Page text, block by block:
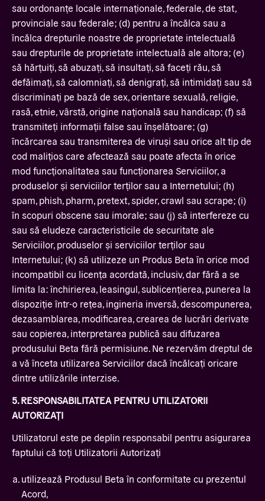
sau ordonanțe locale internaționale, federale, de stat,
provinciale sau federale; (d) pentru a încălca sau a
încălca drepturile noastre de proprietate intelectuală
sau drepturile de proprietate intelectuală ale altora; (e)
să hărțuiți, să abuzați, să insultați, să faceți rău, să
defăimați, să calomniați, să denigrați, să intimidați sau să
discriminați pe bază de sex, orientare sexuală, religie,
rasă, etnie, vârstă, origine națională sau handicap; (f) să
transmiteți informații false sau înșelătoare; (g)
încărcarea sau transmiterea de viruși sau orice alt tip de
cod malițios care afectează sau poate afecta în orice
mod funcționalitatea sau funcționarea Serviciilor, a
produselor și serviciilor terților sau a Internetului; (h)
spam, phish, pharm, pretext, spider, crawl sau scrape; (i)
în scopuri obscene sau imorale; sau (j) să interfereze cu
sau să eludeze caracteristicile de securitate ale
Serviciilor, produselor și serviciilor terților sau
Internetului; (k) să utilizeze un Produs Beta în orice mod
incompatibil cu licența acordată, inclusiv, dar fără a se
limita la: închirierea, leasingul, sublicențierea, punerea la
dispoziție într-o rețea, ingineria inversă, descompunerea,
dezasamblarea, modificarea, crearea de lucrări derivate
sau copierea, interpretarea publică sau difuzarea
produsului Beta fără permisiune. Ne rezervăm dreptul de
a vă înceta utilizarea Serviciilor dacă încălcați oricare
dintre utilizările interzise.
5. RESPONSABILITATEA PENTRU UTILIZATORII
AUTORIZAȚI
Utilizatorul este pe deplin responsabil pentru asigurarea
faptului că toți Utilizatorii Autorizați
utilizează Produsul Beta în conformitate cu prezentul
Acord,